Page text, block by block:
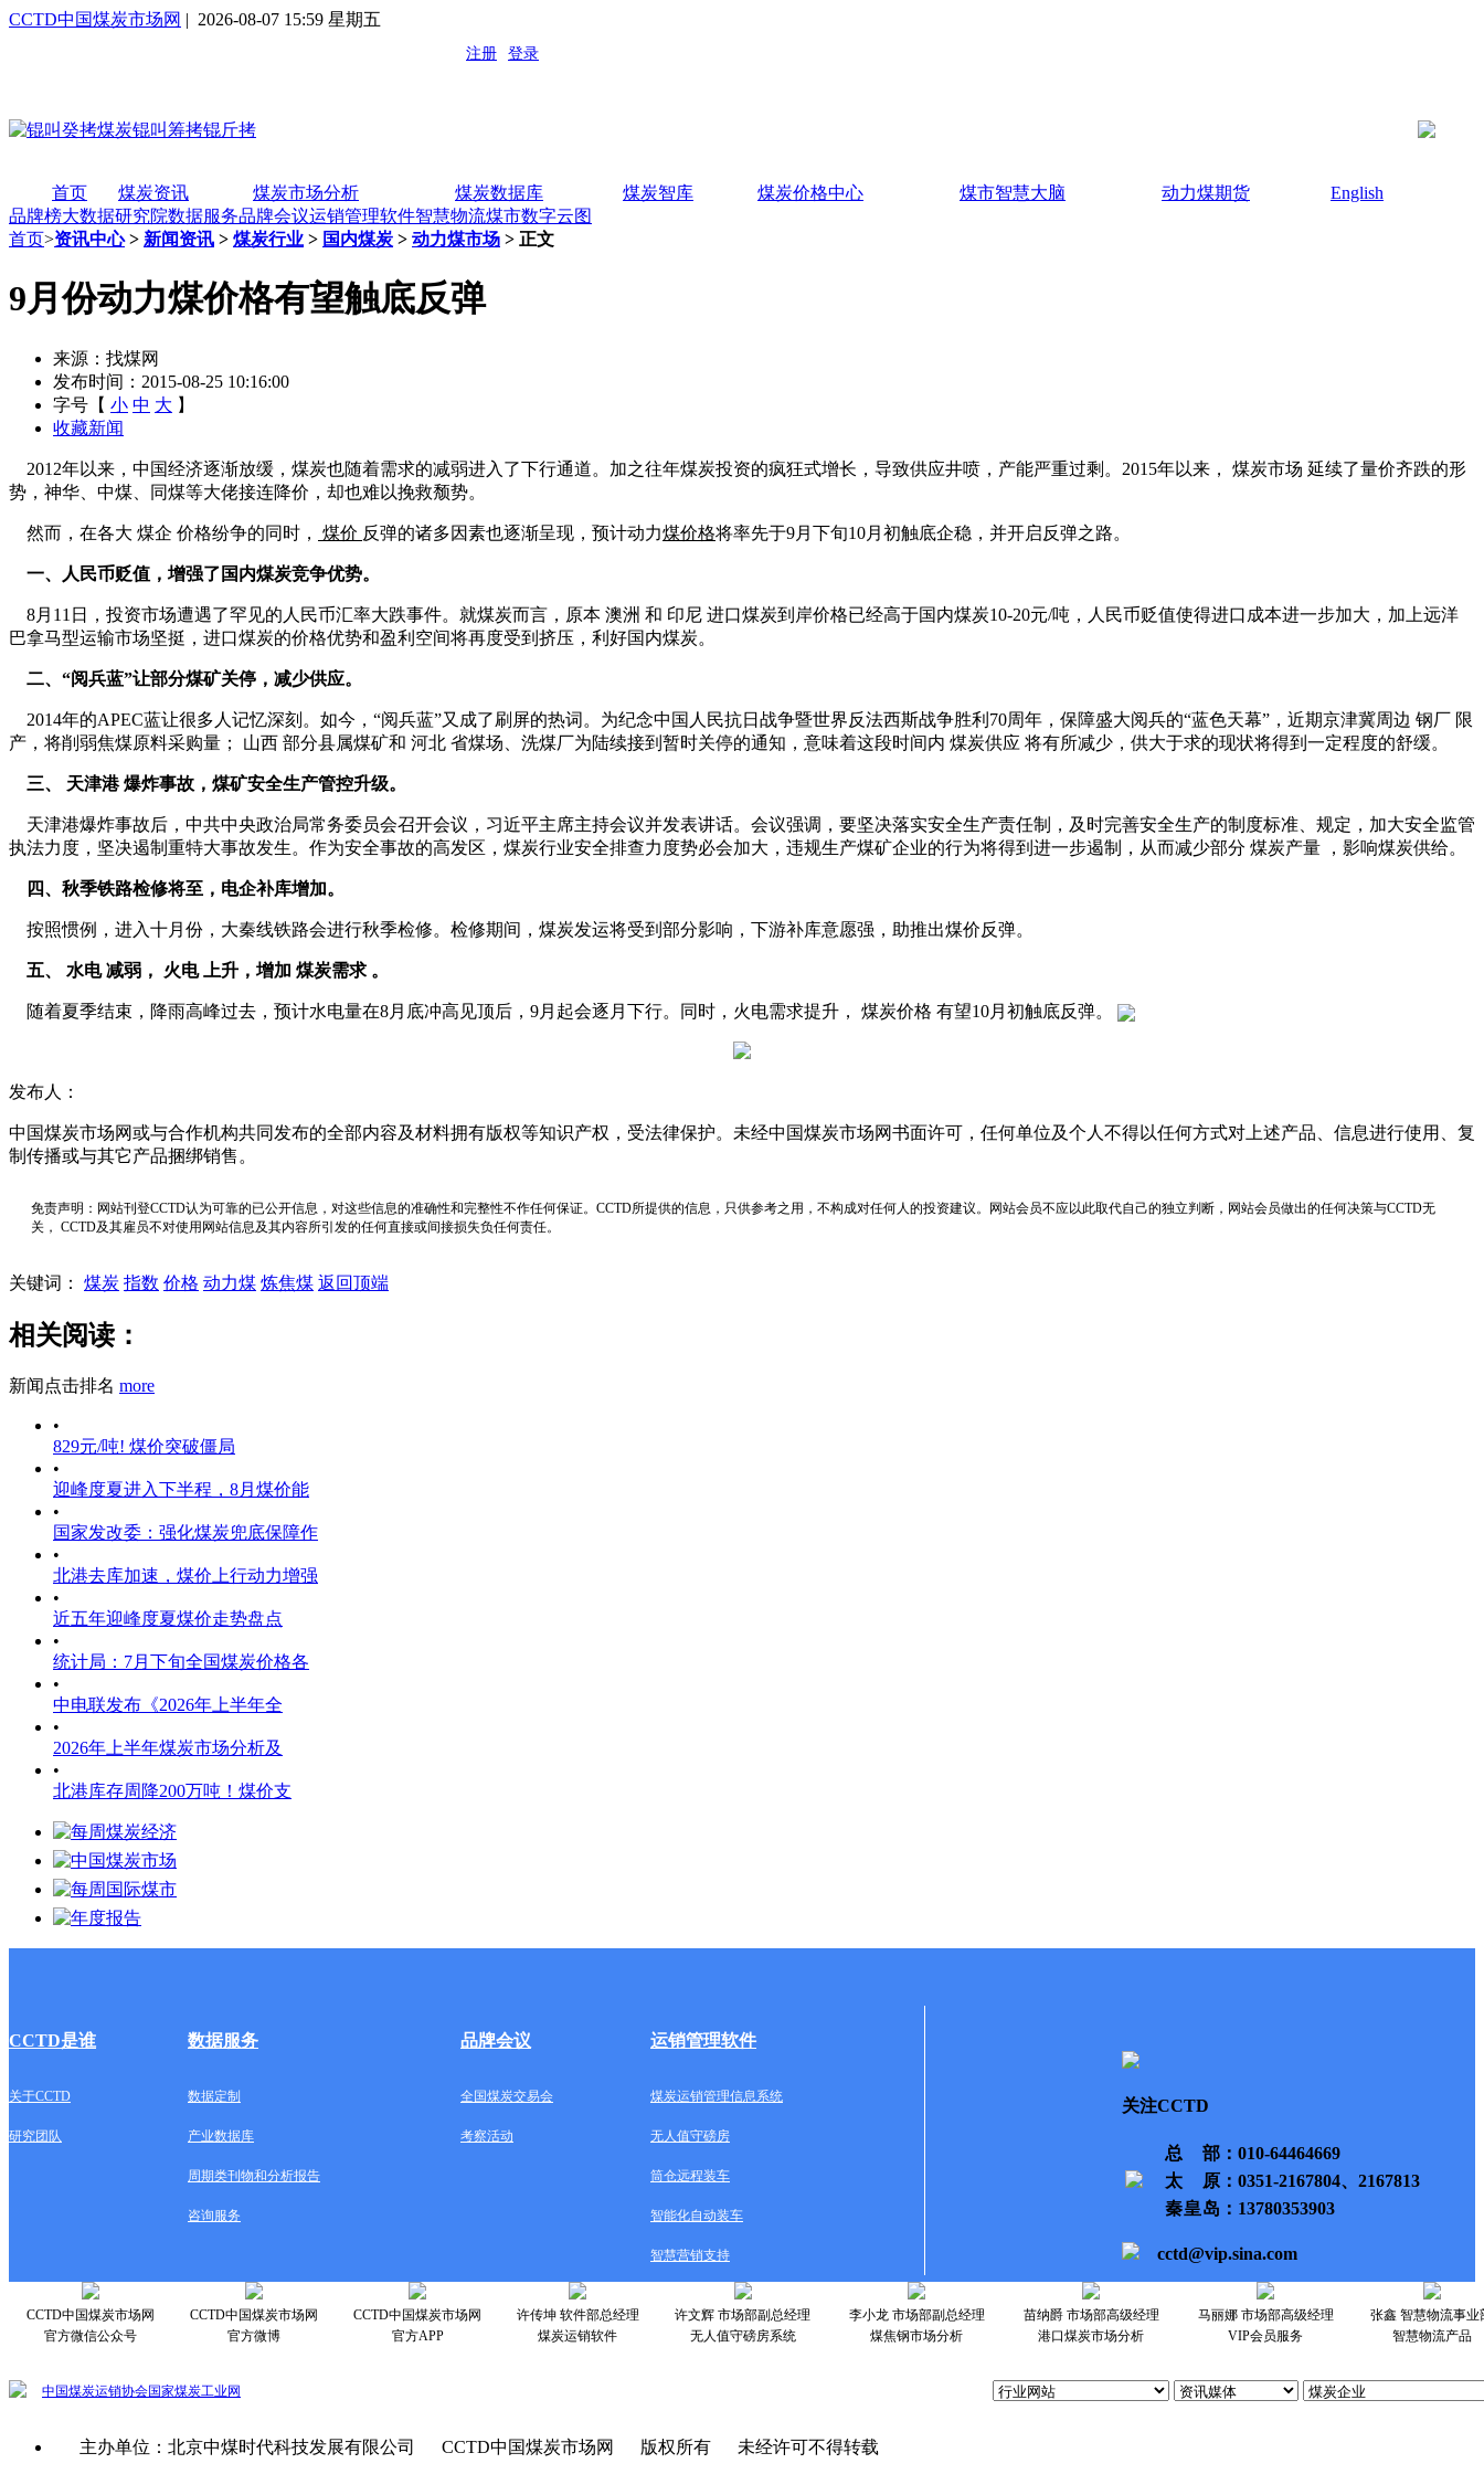
CCTD中国煤炭市场网 | 2026-08-07 15:59 星期五
首页 煤炭资讯 煤炭市场分析 煤炭数据库 煤炭智库 煤炭价格中心 煤市智慧大脑 动力煤期货
English
品牌榜大数据研究院数据服务品牌会议运销管理软件智慧物流煤市数字云图
首页>资讯中心> 新闻资讯 > 煤炭行业 > 国内煤炭 > 动力煤市场 > 正文
9月份动力煤价格有望触底反弹
来源：找煤网
发布时间：2015-08-25 10:16:00
字号【 小 中 大 】
收藏新闻
2012年以来，中国经济逐渐放缓，煤炭也随着需求的减弱进入了下行通道。加之往年煤炭投资的疯狂式增长，导致供应井喷，产能严重过剩。2015年以来， 煤炭市场 延续了量价齐跌的形
势，神华、中煤、同煤等大佬接连降价，却也难以挽救颓势。
然而，在各大 煤企 价格纷争的同时， 煤价 反弹的诸多因素也逐渐呈现，预计动力煤价格将率先于9月下旬10月初触底企稳，并开启反弹之路。
一、人民币贬值，增强了国内煤炭竞争优势。
8月11日，投资市场遭遇了罕见的人民币汇率大跌事件。就煤炭而言，原本 澳洲 和 印尼 进口煤炭到岸价格已经高于国内煤炭10-20元/吨，人民币贬值使得进口成本进一步加大，加上远洋
巴拿马型运输市场坚挺，进口煤炭的价格优势和盈利空间将再度受到挤压，利好国内煤炭。
二、“阅兵蓝”让部分煤矿关停，减少供应。
2014年的APEC蓝让很多人记忆深刻。如今，“阅兵蓝”又成了刷屏的热词。为纪念中国人民抗日战争暨世界反法西斯战争胜利70周年，保障盛大阅兵的“蓝色天幕”，近期京津冀周边 钢厂 限
产，将削弱焦煤原料采购量； 山西 部分县属煤矿和 河北 省煤场、洗煤厂为陆续接到暂时关停的通知，意味着这段时间内 煤炭供应 将有所减少，供大于求的现状将得到一定程度的舒缓。
三、 天津港 爆炸事故，煤矿安全生产管控升级。
天津港爆炸事故后，中共中央政治局常务委员会召开会议，习近平主席主持会议并发表讲话。会议强调，要坚决落实安全生产责任制，及时完善安全生产的制度标准、规定，加大安全监管
执法力度，坚决遏制重特大事故发生。作为安全事故的高发区，煤炭行业安全排查力度势必会加大，违规生产煤矿企业的行为将得到进一步遏制，从而减少部分 煤炭产量 ，影响煤炭供给。
四、秋季铁路检修将至，电企补库增加。
按照惯例，进入十月份，大秦线铁路会进行秋季检修。检修期间，煤炭发运将受到部分影响，下游补库意愿强，助推出煤价反弹。
五、 水电 减弱， 火电 上升，增加 煤炭需求 。
随着夏季结束，降雨高峰过去，预计水电量在8月底冲高见顶后，9月起会逐月下行。同时，火电需求提升， 煤炭价格 有望10月初触底反弹。
发布人：
中国煤炭市场网或与合作机构共同发布的全部内容及材料拥有版权等知识产权，受法律保护。未经中国煤炭市场网书面许可，任何单位及个人不得以任何方式对上述产品、信息进行使用、复
制传播或与其它产品捆绑销售。
免责声明：网站刊登CCTD认为可靠的已公开信息，对这些信息的准确性和完整性不作任何保证。CCTD所提供的信息，只供参考之用，不构成对任何人的投资建议。网站会员不应以此取代自己的独立判断，网站会员做出的任何决策与CCTD无
关， CCTD及其雇员不对使用网站信息及其内容所引发的任何直接或间接损失负任何责任。
关键词： 煤炭 指数 价格 动力煤 炼焦煤 返回顶端
相关阅读：
新闻点击排名 more
•
829元/吨! 煤价突破僵局
•
迎峰度夏进入下半程，8月煤价能
•
国家发改委：强化煤炭兜底保障作
•
北港去库加速，煤价上行动力增强
•
近五年迎峰度夏煤价走势盘点
•
统计局：7月下旬全国煤炭价格各
•
中电联发布《2026年上半年全
•
2026年上半年煤炭市场分析及
•
北港库存周降200万吨！煤价支
CCTD是谁 数据服务 品牌会议 运销管理软件
关于CCTD 数据定制 全国煤炭交易会 煤炭运销管理信息系统
研究团队 产业数据库 考察活动 无人值守磅房
周期类刊物和分析报告 筒仓远程装车
咨询服务 智能化自动装车
智慧营销支持
关注CCTD
总部 ：010-64464669
太原 ：0351-2167804、2167813
秦皇岛 ：13780353903
cctd@vip.sina.com
CCTD中国煤炭市场网
官方微信公众号
CCTD中国煤炭市场网
官方微博
CCTD中国煤炭市场网
官方APP
许传坤 软件部总经理
煤炭运销软件
许文辉 市场部副总经理
无人值守磅房系统
李小龙 市场部副总经理
煤焦钢市场分析
苗纳爵 市场部高级经理
港口煤炭市场分析
马丽娜 市场部高级经理
VIP会员服务
张鑫 智慧物流事业
智慧物流产品
中国煤炭运销协会国家煤炭工业网
主办单位：北京中煤时代科技发展有限公司 CCTD中国煤炭市场网 版权所有 未经许可不得转载